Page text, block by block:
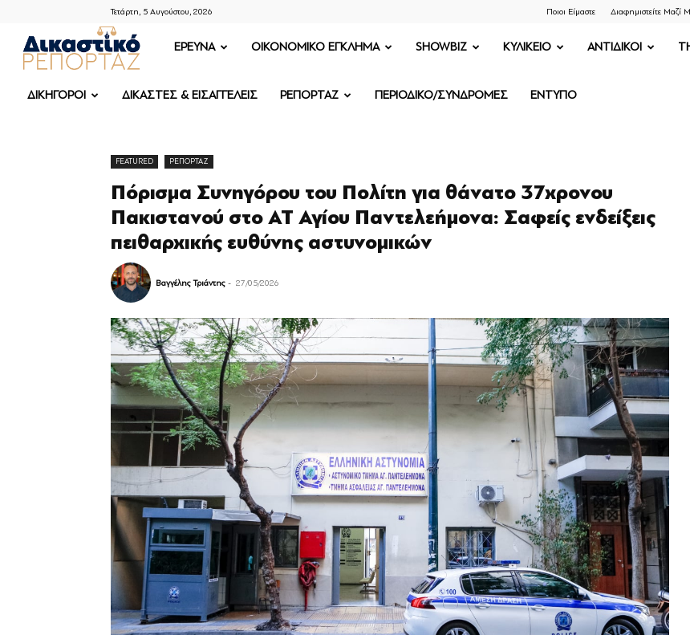
Τετάρτη, 5 Αυγούστου, 2026 Ποιοι Είμαστε Διαφημιστείτε Μαζί
ΔΙΚΑΣΤΙΚΟ
ΡΕΠΟΡΤΑΖ
ΕΡΕΥΝΑ OIKONOMIKO ΕΓΚΛΗΜΑ SHOWBIZ ΚΥΛΙΚΕΙΟ ΑΝΤΙΔΙΚΟΙ
ΔΙΚΗΓΟΡΟΙ ΔΙΚΑΣΤΕΣ & ΕΙΣΑΓΓΕΛΕΙΣ ΡΕΠΟΡΤΑΖ ΠΕΡΙΟΔΙΚΟ/ΣΥΝΔΡΟΜΕΣ ΕΝΤΥΠΟ
FEATURED ΡΕΠΟΡΤΑΖ
Πόρισμα Συνηγόρου του Πολίτη για θάνατο 37χρονου
Πακιστανού στο ΑΤ Αγίου Παντελεήμονα: Σαφείς ενδείξεις
πειθαρχικής ευθύνης αστυνομικών
Βαγγέλης Τριάντης - 27/05/2026